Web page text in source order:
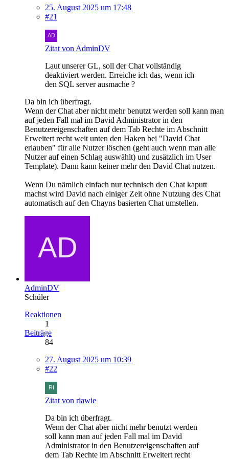
25. August 2025 um 17:48
#21
Zitat von AdminDV
Laut unserer GL, soll der Chat vollständig
deaktiviert werden. Erreiche ich das, wenn ich
den SQL server ausmache ?
Da bin ich überfragt.
Wenn der Chat aber nicht mehr benutzt werden soll kann man
auf jeden Fall mal im David Administrator in den
Benutzereigenschaften auf dem Tab Rechte im Abschnitt
Erweitert recht weit unten den Haken bei "David Chat
erlauben" für alle Nutzer löschen (geht auch wenn man alle
Nutzer auf einen Schlag auswählt) und zusätzlich im User
Template). Dann kann keiner mehr den David Chat nutzen.
Wenn Du nämlich einfach nur technisch den Chat kaputt
machst wird David nach einiger Zeit ohne Nutzung des Chat
automatisch auf den Chayns basierten Chat umstellen.
AdminDV
Schüler
Reaktionen
1
Beiträge
84
27. August 2025 um 10:39
#22
Zitat von riawie
Da bin ich überfragt.
Wenn der Chat aber nicht mehr benutzt werden
soll kann man auf jeden Fall mal im David
Administrator in den Benutzereigenschaften auf
dem Tab Rechte im Abschnitt Erweitert recht